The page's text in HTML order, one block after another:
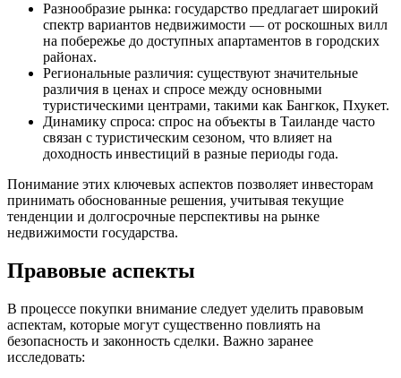
Разнообразие рынка: государство предлагает широкий
спектр вариантов недвижимости — от роскошных вилл
на побережье до доступных апартаментов в городских
районах.
Региональные различия: существуют значительные
различия в ценах и спросе между основными
туристическими центрами, такими как Бангкок, Пхукет.
Динамику спроса: спрос на объекты в Таиланде часто
связан с туристическим сезоном, что влияет на
доходность инвестиций в разные периоды года.
Понимание этих ключевых аспектов позволяет инвесторам
принимать обоснованные решения, учитывая текущие
тенденции и долгосрочные перспективы на рынке
недвижимости государства.
Правовые аспекты
В процессе покупки внимание следует уделить правовым
аспектам, которые могут существенно повлиять на
безопасность и законность сделки. Важно заранее
исследовать: